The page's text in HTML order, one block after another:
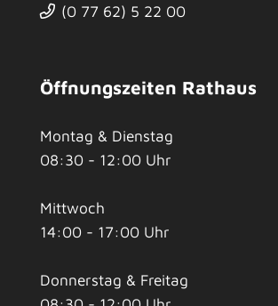
(0 77 62) 5 22 00
Öffnungszeiten Rathaus
Montag & Dienstag
08:30 - 12:00 Uhr
Mittwoch
14:00 - 17:00 Uhr
Donnerstag & Freitag